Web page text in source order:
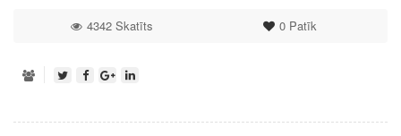
0Patīk
4342 Skatīts